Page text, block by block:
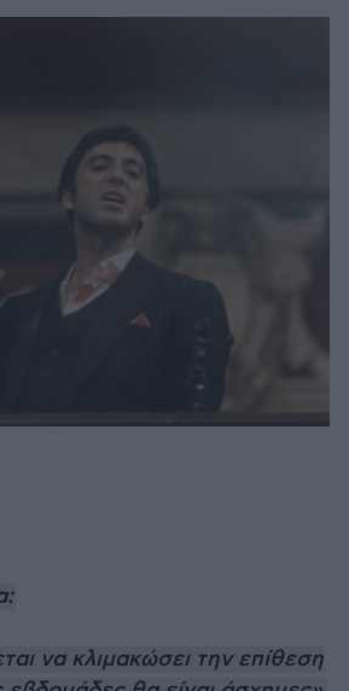
να κλιμακώσει την επίθεση